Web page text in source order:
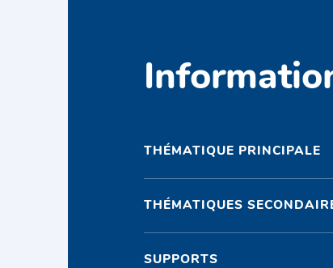
THÉMATIQUE PRINCIPALE
THÉMATIQUES
SUPPORTS